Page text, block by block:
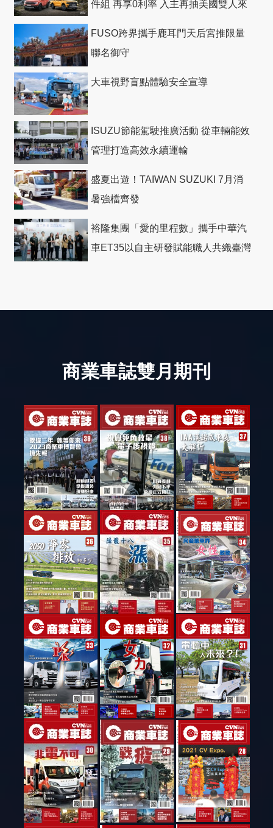
件組 再享0利率 入主再抽美國雙人來
FUSO跨界攜手鹿耳門天后宮推限量
聯名御守
大車視野盲點體驗安全宣導
ISUZU節能駕駛推廣活動 從車輛能效
管理打造高效永續運輸
盛夏出遊！TAIWAN SUZUKI 7月消
暑強檔齊發
裕隆集團「愛的里程數」攜手中華汽
車ET35以自主研發賦能職人共織臺灣
商業車誌雙月期刊